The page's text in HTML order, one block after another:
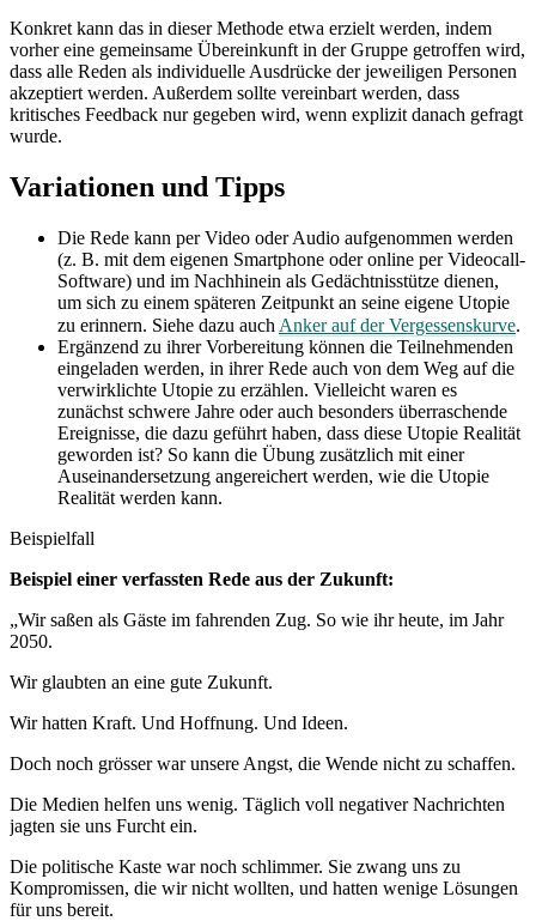
Konkret kann das in dieser Methode etwa erzielt werden, indem
vorher eine gemeinsame Übereinkunft in der Gruppe getroffen wird,
dass alle Reden als individuelle Ausdrücke der jeweiligen Personen
akzeptiert werden. Außerdem sollte vereinbart werden, dass
kritisches Feedback nur gegeben wird, wenn explizit danach gefragt
wurde.
Variationen und Tipps
Die Rede kann per Video oder Audio aufgenommen werden
(z. B. mit dem eigenen Smartphone oder online per Videocall-
Software) und im Nachhinein als Gedächtnisstütze dienen,
um sich zu einem späteren Zeitpunkt an seine eigene Utopie
zu erinnern. Siehe dazu auch Anker auf der Vergessenskurve.
Ergänzend zu ihrer Vorbereitung können die Teilnehmenden
eingeladen werden, in ihrer Rede auch von dem Weg auf die
verwirklichte Utopie zu erzählen. Vielleicht waren es
zunächst schwere Jahre oder auch besonders überraschende
Ereignisse, die dazu geführt haben, dass diese Utopie Realität
geworden ist? So kann die Übung zusätzlich mit einer
Auseinandersetzung angereichert werden, wie die Utopie
Realität werden kann.
Beispielfall
Beispiel einer verfassten Rede aus der Zukunft:
„Wir saßen als Gäste im fahrenden Zug. So wie ihr heute, im Jahr
2050.
Wir glaubten an eine gute Zukunft.
Wir hatten Kraft. Und Hoffnung. Und Ideen.
Doch noch grösser war unsere Angst, die Wende nicht zu schaffen.
Die Medien helfen uns wenig. Täglich voll negativer Nachrichten
jagten sie uns Furcht ein.
Die politische Kaste war noch schlimmer. Sie zwang uns zu
Kompromissen, die wir nicht wollten, und hatten wenige Lösungen
für uns bereit.